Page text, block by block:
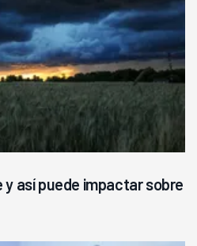
y así puede impactar sobre